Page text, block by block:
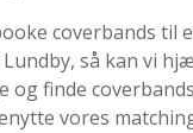
coverbands til
så kan vi
og finde
vores